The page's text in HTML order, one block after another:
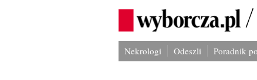
Nekrologi Odeszli Poradnik